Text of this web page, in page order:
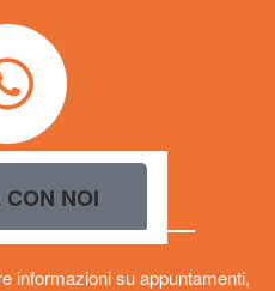
CON NOI
informazioni su appuntamenti,